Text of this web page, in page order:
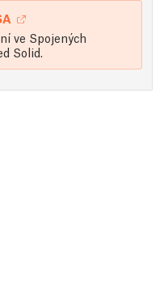
ve Spojených
Solid.